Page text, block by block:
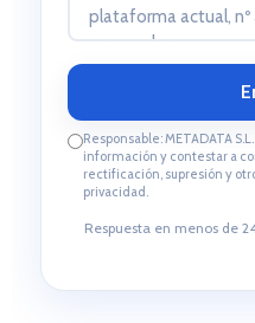
Responsable: METADATA
información y contestar a
rectificación, supresión y
privacidad.
Respuesta en menos de